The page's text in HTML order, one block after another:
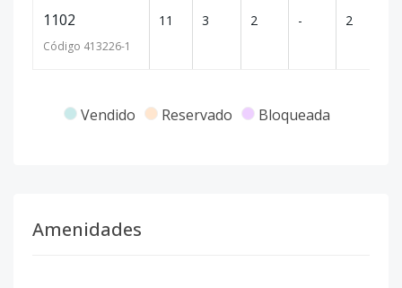
1102
Código 413226-1
11 3 2 - 2
Vendido Reservado Bloqueada
Amenidades